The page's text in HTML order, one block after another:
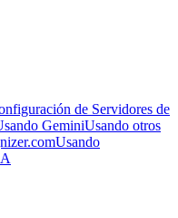
de Servidores de
GeminiUsando otros
Usando